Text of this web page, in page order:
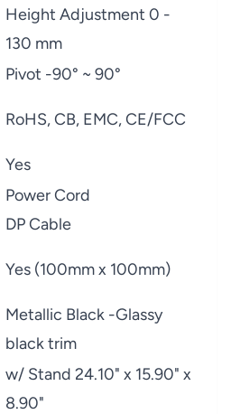
Height Adjustment 0 -
130 mm
Pivot -90° ~ 90°
RoHS, CB, EMC, CE/FCC
Yes
Power Cord
DP Cable
Yes (100mm x 100mm)
Metallic Black -Glassy
black trim
w/ Stand 24.10" x 15.90" x
8.90"